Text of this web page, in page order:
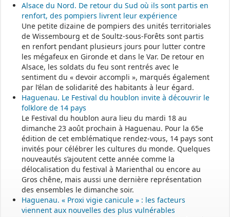
Alsace du Nord. De retour du Sud où ils sont partis en
renfort, des pompiers livrent leur expérience
Une petite dizaine de pompiers des unités territoriales
de Wissembourg et de Soultz-sous-Forêts sont partis
en renfort pendant plusieurs jours pour lutter contre
les mégafeux en Gironde et dans le Var. De retour en
Alsace, les soldats du feu sont rentrés avec le
sentiment du « devoir accompli », marqués également
par l’élan de solidarité des habitants à leur égard.
Haguenau. Le Festival du houblon invite à découvrir le
folklore de 14 pays
Le Festival du houblon aura lieu du mardi 18 au
dimanche 23 août prochain à Haguenau. Pour la 65e
édition de cet emblématique rendez-vous, 14 pays sont
invités pour célébrer les cultures du monde. Quelques
nouveautés s’ajoutent cette année comme la
délocalisation du festival à Marienthal ou encore au
Gros chêne, mais aussi une dernière représentation
des ensembles le dimanche soir.
Haguenau. « Proxi vigie canicule » : les facteurs
viennent aux nouvelles des plus vulnérables